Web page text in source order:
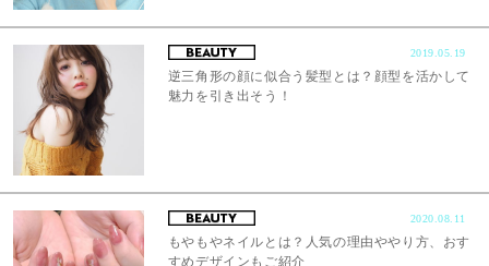
2019.05.19
逆三角形の顔に似合う髪型とは？顔型を活かして
魅力を引き出そう！
2020.08.11
もやもやネイルとは？人気の理由ややり方、おす
すめデザインもご紹介